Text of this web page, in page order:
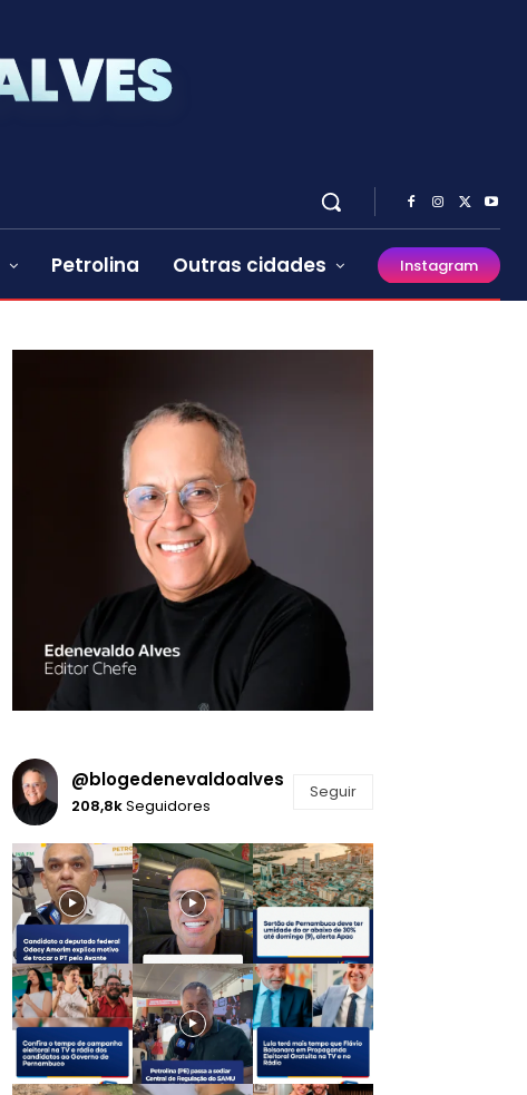
Petrolina Outras cidades Instagram
@blogedenevaldoalves
208,8kSeguidores
Seguir